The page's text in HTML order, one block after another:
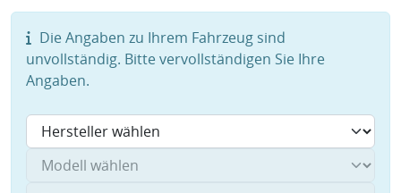
Die Angaben zu Ihrem Fahrzeug sind
unvollständig. Bitte vervollständigen Sie Ihre
Angaben.